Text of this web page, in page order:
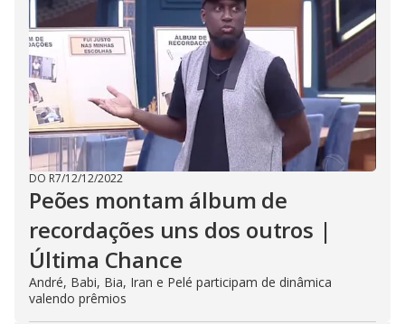
DO R7/12/12/2022
Peões montam álbum de
recordações uns dos outros |
Última Chance
André, Babi, Bia, Iran e Pelé participam de dinâmica
valendo prêmios